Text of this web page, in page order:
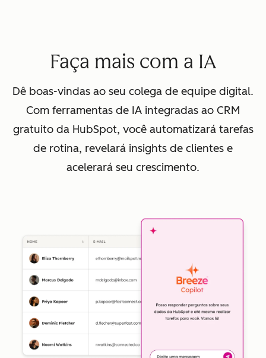
Faça mais com a IA
Dê boas-vindas ao seu colega de equipe digital.
Com ferramentas de IA integradas ao CRM
gratuito da HubSpot, você automatizará tarefas
de rotina, revelará insights de clientes e
acelerará seu crescimento.